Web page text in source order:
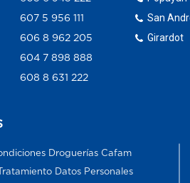
607 5 956 111
606 8 962 205
604 7 898 888
608 8 631 222
San
Girardot
Droguerías Cafam
Datos Personales